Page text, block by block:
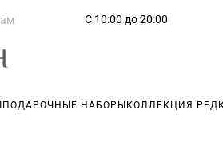
С 10:00 до 20:00
ПОДАРОЧНЫЕ НАБОРЫ КОЛЛЕКЦИЯ